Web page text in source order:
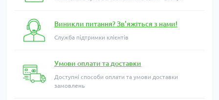
Виникли питання? Зв'яжіться з нами!
Служба підтримки клієнтів
Умови оплати та доставки
Доступні способи оплати та умови доставки
замовлень